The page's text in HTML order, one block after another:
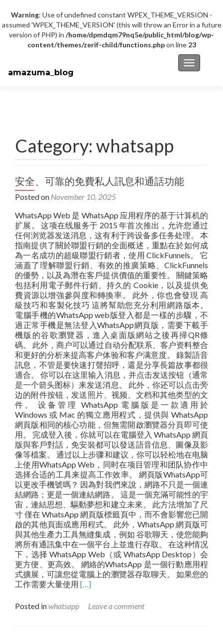
Warning: Use of undefined constant WPEX_THEME_VERSION -
assumed 'WPEX_THEME_VERSION' (this will throw an Error in a future
version of PHP) in /home/dpmdqm79nq5e/public_html/blog/wp-
content/themes/zerif-child/functions.phpon line 23
Toggle
amazuma_blog
Category: whatsapp
安全、可靠的免費私人訊息和通話功能
Posted on November 10, 2025
WhatsApp Web 是 WhatsApp 应用程序的基于计算机的
扩展。 这项在线服务于 2015 年首次推出，允许您通过
任何浏览器发送消息，这有利于跨设备多任务处理。 本
指南提供了關於聯盟行銷的全面概述，重點在於如何成
為一名成功的超級聯盟行銷者，使用 ClickFunnels。 它
涵蓋了理解聯盟行銷、有效的推廣策略、ClickFunnels
的優勢，以及為潛在客戶提供價值的重要性。 關鍵策略
包括利用電子郵件行銷、持久的 Cookie，以及提供免
費資源以增強參與度和轉換率。 此外，你也會發現 高
級技巧和客製化技巧 這將幫助您充分利用網路版本。
電腦手機的WhatsApp web版登入都是一樣的步驟，不
過正常手機是無法登入WhatsApp網頁版，需要下載手
機版的谷歌瀏覽器，進入桌面版網站之後再掃QR條
碼。 此外，商户可以通过自动分配联系、客户资料整合
和更好的分析来提高客户体验和客户满意度。 錄製語音
訊息，不管是要快速打聲招呼，還是分享長篇故事都很
適合。 你可以在这里输入消息，并点击发送按钮（通常
是一个箭头图标）来发送消息。 此外，你还可以点击旁
边的附件按钮，发送照片、视频、文档和其他类型的文
件。 设备管理 WhatsApp 電腦版是一款適用於
Windows 或 Mac 的獨立應用程式，提供與 WhatsApp
網頁版相同的核心功能，但無需開啟瀏覽器分頁即可使
用。 完成登入後，你就可以在電腦登入 WhatsApp 網頁
版與客戶對話，免安裝都可以發送語音信息、圖像及影
像等檔案。 通过以上步骤和建议，你可以轻松地在电脑
上使用WhatsApp Web，同时在项目管理和团队协作中
选择合适的工具来提高工作效率。 網頁版WhatsApp可
以更改手機號嗎？ 因為對我們來說，網路不只是一個連
結網路；更是一個連結網路。 這是一個充滿可能性的宇
宙，連結思想、驅動夢想和建立未來。 此方法增加了尺
寸 僅在 WhatsApp 網頁版標籤頁中，而不會影響您已開
啟的其他頁面或應用程式。 此外，WhatsApp 網頁版可
與其他生產力工具無縫集成，例如 谷歌聊天，使您能夠
將所有通訊集中在一個平台上並進行存取。 在这种情况
下，选择 WhatsApp Web（或 WhatsApp Desktop）会
更方便、更高效。 網絡的WhatsApp 是一個行動應用程
式擴展，可讓您從電腦上的瀏覽器存取聊天。 如果您的
工作需要大量使用 Read
about
[…]
Posted inwhatsapp Leave a comment